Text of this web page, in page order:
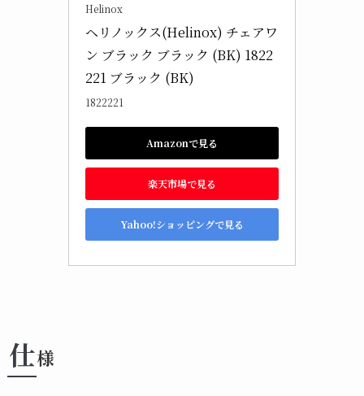
Helinox
ヘリノックス(Helinox) チェアワ
ン ブラック ブラック (BK) 1822
221 ブラック (BK)
1822221
Amazonで見る
楽天市場で見る
Yahoo!ショッピングで見る
仕様